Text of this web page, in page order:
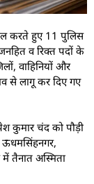
करते हुए 11 पुलिस
व रिक्त पदों के
वाहिनियों और
से लागू कर दिए गए
कुमार चंद को पौड़ी
ऊधमसिंहनगर,
में तैनात अस्मिता